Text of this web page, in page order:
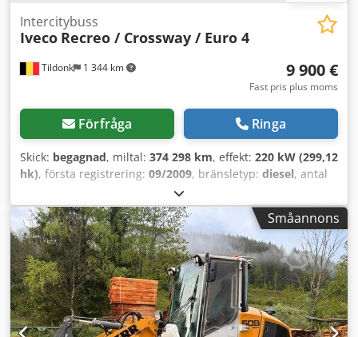
Tildonk 1 344 km
Intercitybuss
Iveco Recreo / Crossway / Euro 4
9 900 €
Fast pris plus moms
Förfråga Ringa
Skick: begagnad, miltal: 374 298 km, effekt: 220 kW (299,12
hk), första registrering: 09/2009, bränsletyp: diesel, antal
mekanisk, emissionsklass:
färg:annan, bromsar:retarder, total längd:12 000 mm,
total höjd:3 400 mm, Tillverkningsår:
, Utrustning:
ABS, farthållare, = Ytterligare alternativ och utrustning = -
Webasto Dedpfxjy T It Sj Ab Dskr = Ytterligare information
= Skador: inga = Företagsinformation = Vi är ett
internationellt företag med säte i Belgien, cirka 20 km från
Bryssel. Belgian Bus Sales är din idealiska partner för köp
och försäljning av begagnade bussar och har en rymlig
Småannons